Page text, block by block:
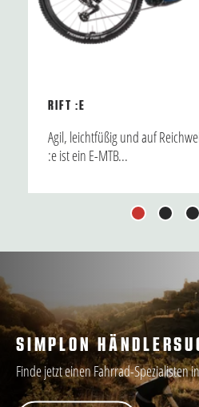
RIFT :E
Agil, leichtfüßig und auf
:e ist ein E-MTB...
1 2 3
SIMPLON
Finde jetzt einen Fahrrad-Spezialisten